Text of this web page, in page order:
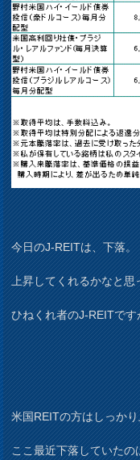
今日のJ-REITは、下落。
上昇してくれるかなと
ひねくれ者のJ-REITで
米国REITの方はしっか
ここ最近下落していた